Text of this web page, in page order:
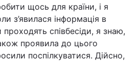
щось для країни, і я
з’явилася інформація в
співбесіди, я знаю,
проявила до цього
поспілкуватися. Дійсно,